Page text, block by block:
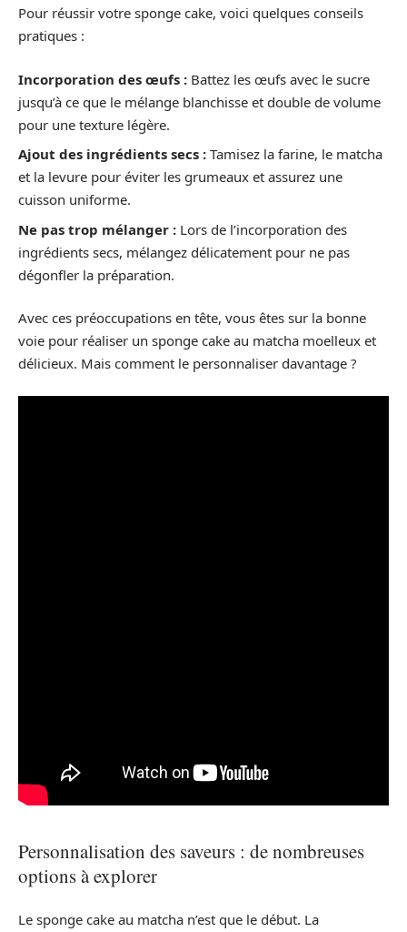
Pour réussir votre sponge cake, voici quelques conseils
pratiques :
Incorporation des œufs : Battez les œufs avec le sucre
jusqu’à ce que le mélange blanchisse et double de volume
pour une texture légère.
Ajout des ingrédients secs : Tamisez la farine, le matcha
et la levure pour éviter les grumeaux et assurez une
cuisson uniforme.
Ne pas trop mélanger : Lors de l’incorporation des
ingrédients secs, mélangez délicatement pour ne pas
dégonfler la préparation.
Avec ces préoccupations en tête, vous êtes sur la bonne
voie pour réaliser un sponge cake au matcha moelleux et
délicieux. Mais comment le personnaliser davantage ?
Personnalisation des saveurs : de nombreuses
options à explorer
Le sponge cake au matcha n’est que le début. La